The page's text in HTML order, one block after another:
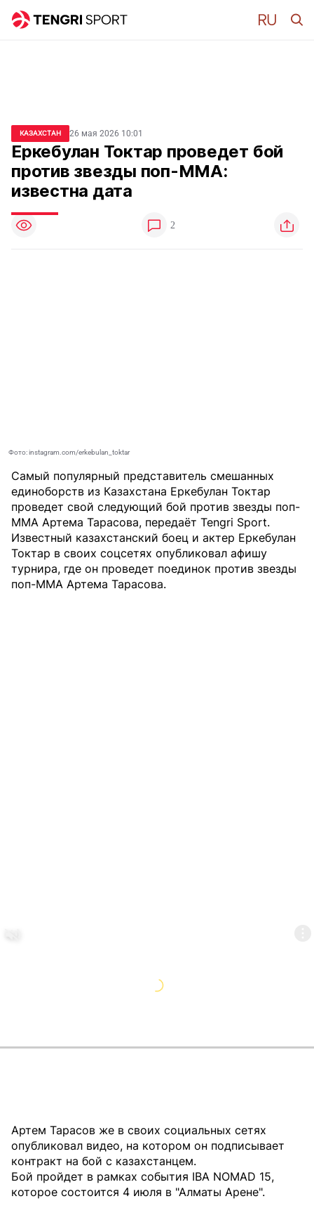
КАЗАХСТАН 26 мая 2026 10:01
Еркебулан Токтар проведет бой
против звезды поп-ММА:
известна дата
2
Фото: instagram.com/erkebulan_toktar
Самый популярный представитель смешанных
единоборств из Казахстана Еркебулан Токтар
проведет свой следующий бой против звезды поп-
ММА Артема Тарасова, передаёт Tengri Sport.
Известный казахстанский боец и актер Еркебулан
Токтар в своих соцсетях опубликовал афишу
турнира, где он проведет поединок против звезды
поп-ММА Артема Тарасова.
Артем Тарасов же в своих социальных сетях
опубликовал видео, на котором он подписывает
контракт на бой с казахстанцем.
Бой пройдет в рамках события IBA NOMAD 15,
которое состоится 4 июля в "Алматы Арене".